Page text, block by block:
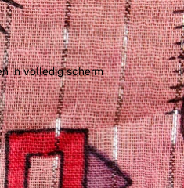
in volledig scherm